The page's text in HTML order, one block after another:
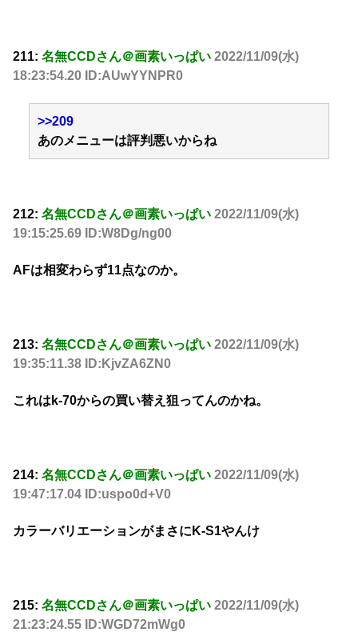
211: 名無CCDさん＠画素いっぱい 2022/11/09(水)
18:23:54.20 ID:AUwYYNPR0
>>209
あのメニューは評判悪いからね
212: 名無CCDさん＠画素いっぱい 2022/11/09(水)
19:15:25.69 ID:W8Dg/ng00
AFは相変わらず11点なのか。
213: 名無CCDさん＠画素いっぱい 2022/11/09(水)
19:35:11.38 ID:KjvZA6ZN0
これはk-70からの買い替え狙ってんのかね。
214: 名無CCDさん＠画素いっぱい 2022/11/09(水)
19:47:17.04 ID:uspo0d+V0
カラーバリエーションがまさにK-S1やんけ
215: 名無CCDさん＠画素いっぱい 2022/11/09(水)
21:23:24.55 ID:WGD72mWg0